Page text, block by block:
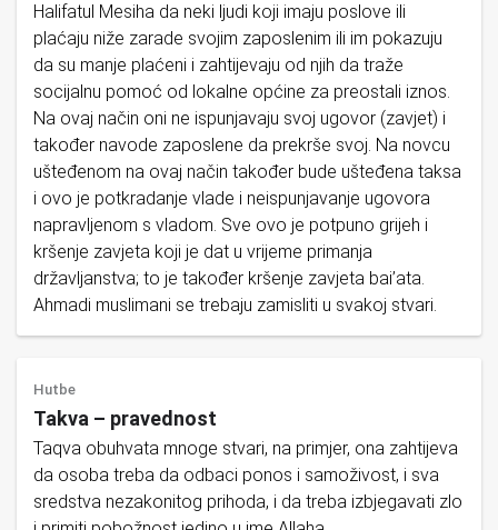
Halifatul Mesiha da neki ljudi koji imaju poslove ili
plaćaju niže zarade svojim zaposlenim ili im pokazuju
da su manje plaćeni i zahtijevaju od njih da traže
socijalnu pomoć od lokalne općine za preostali iznos.
Na ovaj način oni ne ispunjavaju svoj ugovor (zavjet) i
također navode zaposlene da prekrše svoj. Na novcu
ušteđenom na ovaj način također bude ušteđena taksa
i ovo je potkradanje vlade i neispunjavanje ugovora
napravljenom s vladom. Sve ovo je potpuno grijeh i
kršenje zavjeta koji je dat u vrijeme primanja
državljanstva; to je također kršenje zavjeta bai’ata.
Ahmadi muslimani se trebaju zamisliti u svakoj stvari.
Hutbe
Takva – pravednost
Taqva obuhvata mnoge stvari, na primjer, ona zahtijeva
da osoba treba da odbaci ponos i samoživost, i sva
sredstva nezakonitog prihoda, i da treba izbjegavati zlo